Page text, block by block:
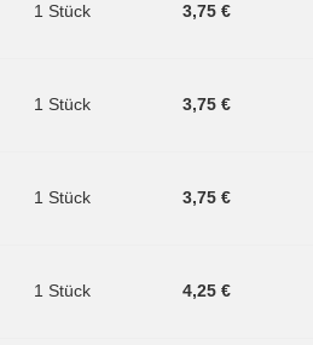
1 Stück 3,75 €
1 Stück 3,75 €
1 Stück 3,75 €
1 Stück 4,25 €